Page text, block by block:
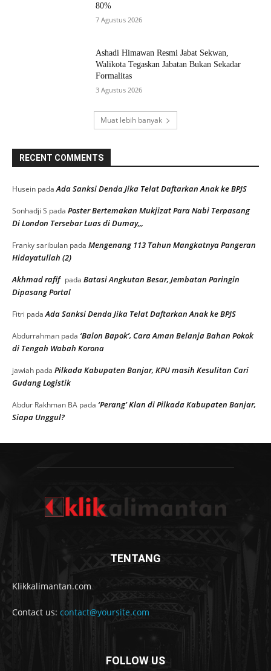
80%
7 Agustus 2026
Ashadi Himawan Resmi Jabat Sekwan,
Walikota Tegaskan Jabatan Bukan Sekadar
Formalitas
3 Agustus 2026
Muat lebih banyak
RECENT COMMENTS
Husein padaAda Sanksi Denda Jika Telat Daftarkan Anak ke BPJS
Sonhadji S pada Poster Bertemakan Mukjizat Para Nabi Terpasang
Di London Tersebar Luas di Dumay,,,
Franky saribulan pada Mengenang 113 Tahun Mangkatnya Pangeran
Hidayatullah (2)
Akhmad rafif pada Batasi Angkutan Besar, Jembatan Paringin
Dipasang Portal
Fitri padaAda Sanksi Denda Jika Telat Daftarkan Anak ke BPJS
Abdurrahman pada ‘Balon Bapok’, Cara Aman Belanja Bahan Pokok
di Tengah Wabah Korona
jawiah pada Pilkada Kabupaten Banjar, KPU masih Kesulitan Cari
Gudang Logistik
Abdur Rakhman BA pada ‘Perang’ Klan di Pilkada Kabupaten Banjar,
Siapa Unggul?
TENTANG
Klikkalimantan.com
Contact us: contact@yoursite.com
FOLLOW US